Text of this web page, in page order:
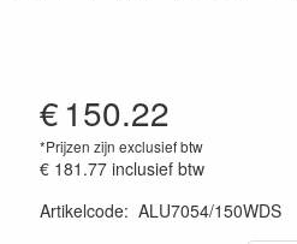
€150.22
*Prijzen zijn exclusief btw
€ 181.77 inclusief btw
Artikelcode: ALU7054/150WDS